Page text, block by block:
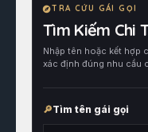
TRA CỨU GÁI GỌI
Tìm Kiếm Chi
Nhập tên hoặc kết hợp
xác định đúng nhu cầu
Tìm tên gái gọi